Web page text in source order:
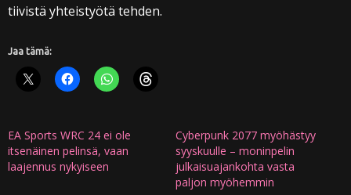
tiivistä yhteistyötä tehden.
Jaa tämä:
EA Sports WRC 24 ei ole
itsenäinen pelinsä, vaan
laajennus nykyiseen
Cyberpunk 2077 myöhästyy
syyskuulle – moninpelin
julkaisuajankohta vasta
paljon myöhemmin